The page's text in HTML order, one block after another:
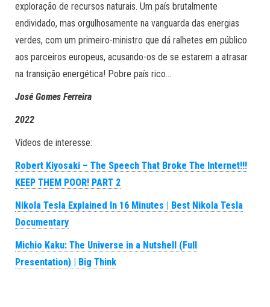
exploração de recursos naturais. Um país brutalmente
endividado, mas orgulhosamente na vanguarda das energias
verdes, com um primeiro-ministro que dá ralhetes em público
aos parceiros europeus, acusando-os de se estarem a atrasar
na transição energética! Pobre país rico…
José Gomes Ferreira
2022
Vídeos de interesse:
Robert Kiyosaki – The Speech That Broke The Internet!!!
KEEP THEM POOR! PART 2
Nikola Tesla Explained In 16 Minutes | Best Nikola Tesla
Documentary
Michio Kaku: The Universe in a Nutshell (Full
Presentation) | Big Think